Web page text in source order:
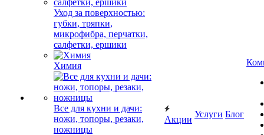
Уход за поверхностью:
губки, тряпки,
микрофибра, перчатки,
салфетки, ершики
Химия
Все для кухни и дачи:
ножи, топоры, резаки,
ножницы
Акции
Услуги Блог